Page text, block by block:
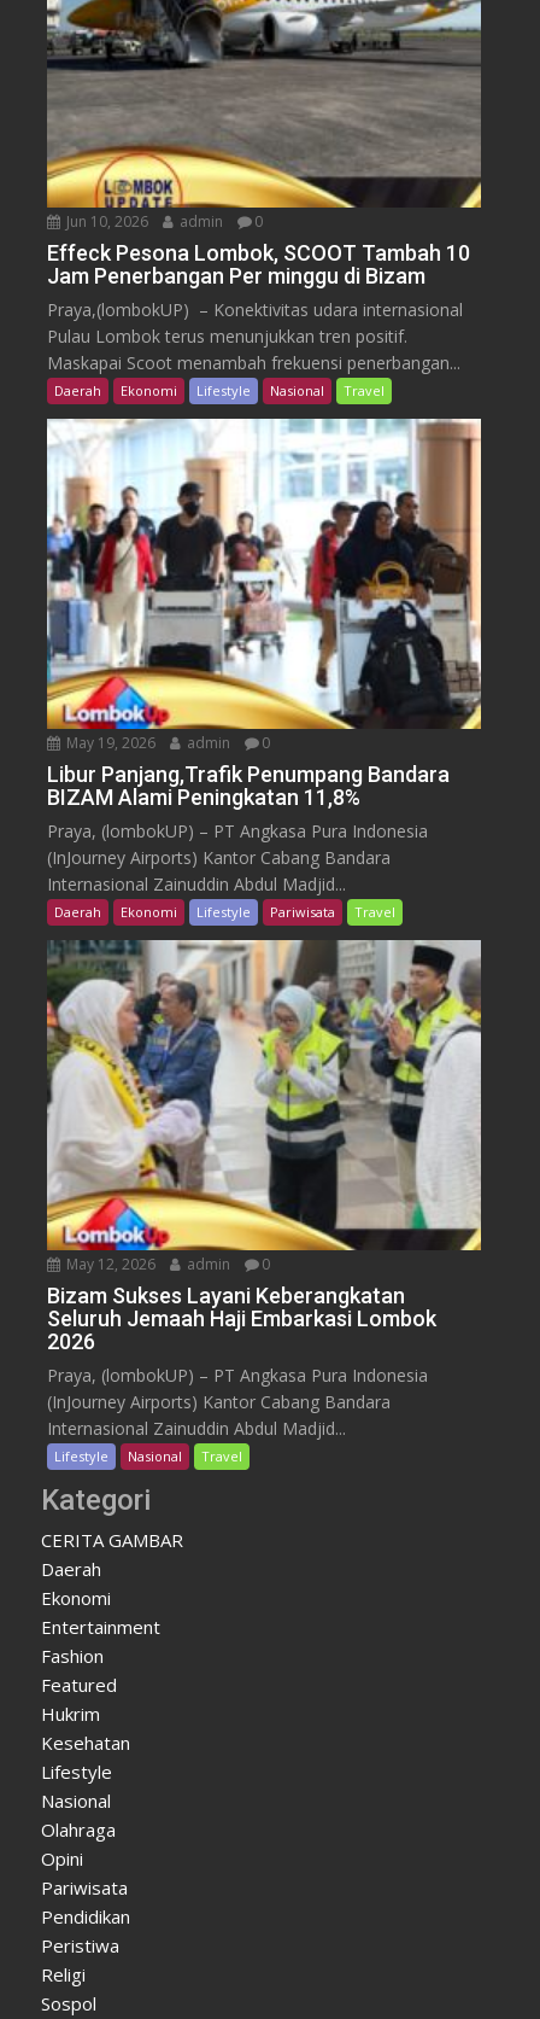
Jun 10, 2026 admin 0
Effeck Pesona Lombok, SCOOT Tambah 10
Jam Penerbangan Per minggu di Bizam
Praya,(lombokUP) – Konektivitas udara internasional
Pulau Lombok terus menunjukkan tren positif.
Maskapai Scoot menambah frekuensi penerbangan...
Daerah Ekonomi Lifestyle Nasional Travel
May 19, 2026 admin 0
Libur Panjang,Trafik Penumpang Bandara
BIZAM Alami Peningkatan 11,8%
Praya, (lombokUP) – PT Angkasa Pura Indonesia
(InJourney Airports) Kantor Cabang Bandara
Internasional Zainuddin Abdul Madjid...
Daerah Ekonomi Lifestyle Pariwisata Travel
May 12, 2026 admin 0
Bizam Sukses Layani Keberangkatan
Seluruh Jemaah Haji Embarkasi Lombok
2026
Praya, (lombokUP) – PT Angkasa Pura Indonesia
(InJourney Airports) Kantor Cabang Bandara
Internasional Zainuddin Abdul Madjid...
Lifestyle Nasional Travel
Kategori
CERITA GAMBAR
Daerah
Ekonomi
Entertainment
Fashion
Featured
Hukrim
Kesehatan
Lifestyle
Nasional
Olahraga
Opini
Pariwisata
Pendidikan
Peristiwa
Religi
Sospol